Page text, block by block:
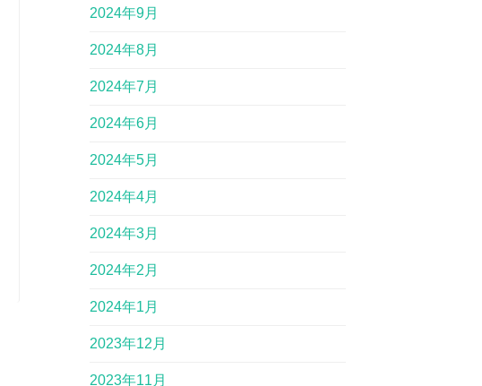
2024年9月
2024年8月
2024年7月
2024年6月
2024年5月
2024年4月
2024年3月
2024年2月
2024年1月
2023年12月
2023年11月